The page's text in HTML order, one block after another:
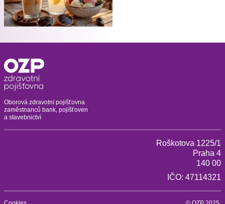
Oborová zdravotní pojišťovna
zaměstnanců bank, pojišťoven
a stavebnictví
Roškotova 1225/1
Praha 4
140 00
IČO: 47114321